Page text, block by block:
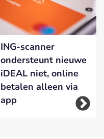
ING-scanner
ondersteunt nieuwe
iDEAL niet, online
betalen alleen via
app